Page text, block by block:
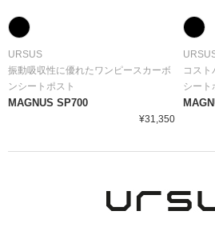
URSUS
振動吸収性に優れたワンピースカーボ
ンシートポスト
MAGNUS SP700
¥31,350
コスト
シート